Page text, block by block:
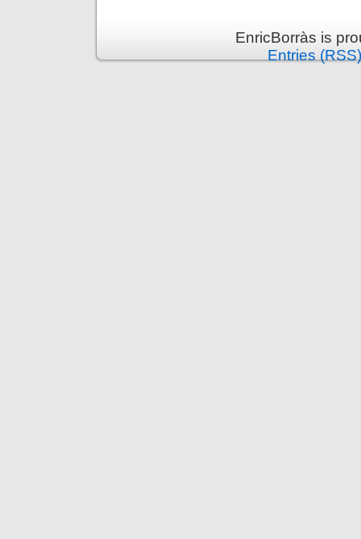
EnricBorràs is
Entries (RSS)